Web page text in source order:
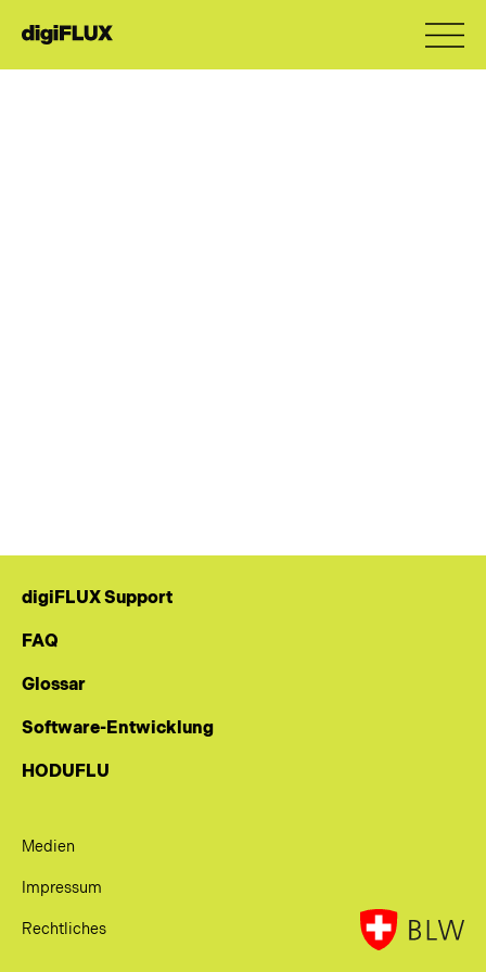
digiFLUX Support
FAQ
Glossar
Software-Entwicklung
HODUFLU
Medien
Impressum
Rechtliches